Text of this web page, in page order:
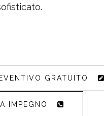
GRATUITO
IMPEGNO